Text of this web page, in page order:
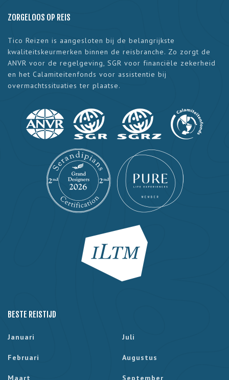
ZORGELOOS OP REIS
Tico Reizen is aangesloten bij de belangrijkste
kwaliteitskeurmerken binnen de reisbranche. Zo zorgt de
ANVR voor de regelgeving, SGR voor financiële zekerheid
en het Calamiteitenfonds voor assistentie bij
overmachtssituaties ter plaatse.
BESTE REISTIJD
Januari
Februari
Maart
Juli
Augustus
September